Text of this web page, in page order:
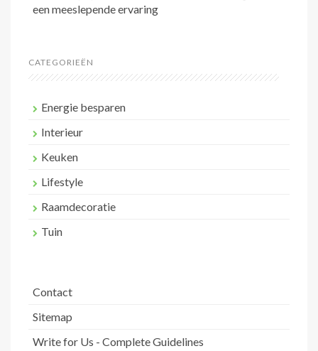
een meeslepende ervaring
CATEGORIEËN
Energie besparen
Interieur
Keuken
Lifestyle
Raamdecoratie
Tuin
Contact
Sitemap
Write for Us - Complete Guidelines